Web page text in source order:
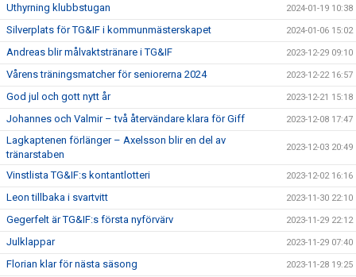
Uthyrning klubbstugan 2024-01-19 10:38
Silverplats för TG&IF i kommunmästerskapet 2024-01-06 15:02
Andreas blir målvaktstränare i TG&IF 2023-12-29 09:10
Vårens träningsmatcher för seniorerna 2024 2023-12-22 16:57
God jul och gott nytt år 2023-12-21 15:18
Johannes och Valmir – två återvändare klara för Giff 2023-12-08 17:47
Lagkaptenen förlänger – Axelsson blir en del av
tränarstaben
2023-12-03 20:49
Vinstlista TG&IF:s kontantlotteri 2023-12-02 16:16
Leon tillbaka i svartvitt 2023-11-30 22:10
Gegerfelt är TG&IF:s första nyförvärv 2023-11-29 22:12
Julklappar 2023-11-29 07:40
Florian klar för nästa säsong 2023-11-28 19:25